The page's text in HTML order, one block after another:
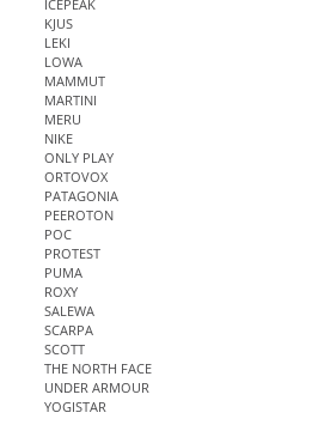
ICEPEAK
KJUS
LEKI
LOWA
MAMMUT
MARTINI
MERU
NIKE
ONLY PLAY
ORTOVOX
PATAGONIA
PEEROTON
POC
PROTEST
PUMA
ROXY
SALEWA
SCARPA
SCOTT
THE NORTH FACE
UNDER ARMOUR
YOGISTAR